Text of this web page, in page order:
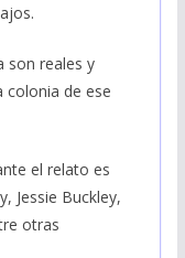
son reales y
colonia de ese
el relato es
Jessie Buckley,
otras